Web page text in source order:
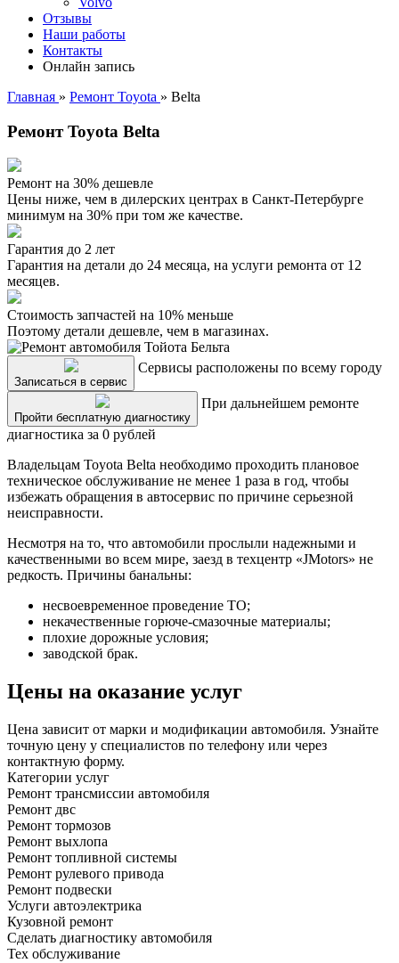
Отзывы
Наши работы
Контакты
Онлайн запись
Главная » Ремонт Toyota » Belta
Ремонт Toyota Belta
Ремонт на 30% дешевле
Цены ниже, чем в дилерских центрах в Санкт-Петербурге
минимум на 30% при том же качестве.
Гарантия до 2 лет
Гарантия на детали до 24 месяца, на услуги ремонта от 12
месяцев.
Стоимость запчастей на 10% меньше
Поэтому детали дешевле, чем в магазинах.
Записаться в сервис
Сервисы расположены по всему городу
Пройти бесплатную диагностику
При дальнейшем ремонте
диагностика за 0 рублей
Владельцам Toyota Belta необходимо проходить плановое
техническое обслуживание не менее 1 раза в год, чтобы
избежать обращения в автосервис по причине серьезной
неисправности.
Несмотря на то, что автомобили прослыли надежными и
качественными во всем мире, заезд в техцентр «JMotors» не
редкость. Причины банальны:
несвоевременное проведение ТО;
некачественные горюче-смазочные материалы;
плохие дорожные условия;
заводской брак.
Цены на оказание услуг
Цена зависит от марки и модификации автомобиля. Узнайте
точную цену у специалистов по телефону или через
контактную форму.
Категории услуг
Ремонт трансмиссии автомобиля
Ремонт двс
Ремонт тормозов
Ремонт выхлопа
Ремонт топливной системы
Ремонт рулевого привода
Ремонт подвески
Услуги автоэлектрика
Кузовной ремонт
Сделать диагностику автомобиля
Тех обслуживание